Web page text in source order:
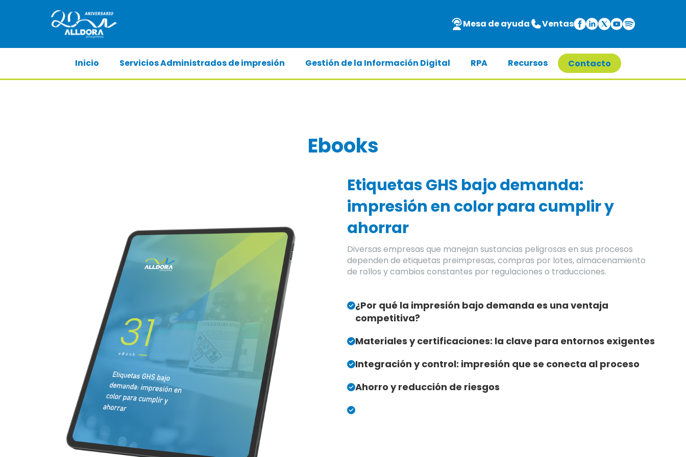
Mesa de ayuda Ventas
Inicio Servicios Administrados de impresión Gestión de la Información Digital RPA Recursos Contacto
Ebooks
Etiquetas GHS bajo demanda:
impresión en color para cumplir y
ahorrar
Diversas empresas que manejan sustancias peligrosas en sus procesos
dependen de etiquetas preimpresas, compras por lotes, almacenamiento
de rollos y cambios constantes por regulaciones o traducciones.
¿Por qué la impresión bajo demanda es una ventaja
competitiva?
Materiales y certificaciones: la clave para entornos exigentes
Integración y control: impresión que se conecta al proceso
Ahorro y reducción de riesgos